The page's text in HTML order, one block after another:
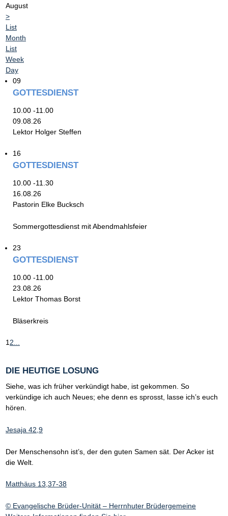
August
>
List
Month
List
Week
Day
09
GOTTESDIENST
10.00 -11.00
09.08.26
Lektor Holger Steffen
16
GOTTESDIENST
10.00 -11.30
16.08.26
Pastorin Elke Bucksch
Sommergottesdienst mit Abendmahlsfeier
23
GOTTESDIENST
10.00 -11.00
23.08.26
Lektor Thomas Borst
Bläserkreis
12...
DIE HEUTIGE LOSUNG
Siehe, was ich früher verkündigt habe, ist gekommen. So
verkündige ich auch Neues; ehe denn es sprosst, lasse ich’s euch
hören.
Jesaja 42,9
Der Menschensohn ist’s, der den guten Samen sät. Der Acker ist
die Welt.
Matthäus 13,37-38
© Evangelische Brüder-Unität – Herrnhuter Brüdergemeine